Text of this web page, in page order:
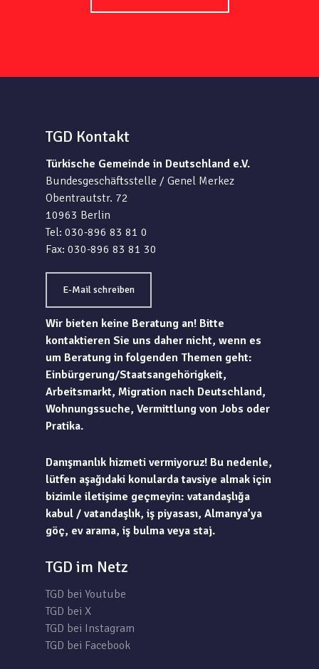
TGD Kontakt
Türkische Gemeinde in Deutschland e.V.
Bundesgeschäftsstelle / Genel Merkez
Obentrautstr. 72
10963 Berlin
Tel: 030-896 83 81 0
Fax: 030-896 83 81 30
E-Mail schreiben
Wir bieten keine Beratung an! Bitte
kontaktieren Sie uns daher nicht, wenn es
um Beratung in folgenden Themen geht:
Einbürgerung/Staatsangehörigkeit,
Arbeitsmarkt, Migration nach Deutschland,
Wohnungssuche, Vermittlung von Jobs oder
Pratika.
Danışmanlık hizmeti vermiyoruz! Bu nedenle,
lütfen aşağıdaki konularda tavsiye almak için
bizimle iletişime geçmeyin: vatandaşlığa
kabul / vatandaşlık, iş piyasası, Almanya’ya
göç, ev arama, iş bulma veya staj.
TGD im Netz
TGD bei Youtube
TGD bei X
TGD bei Instagram
TGD bei Facebook